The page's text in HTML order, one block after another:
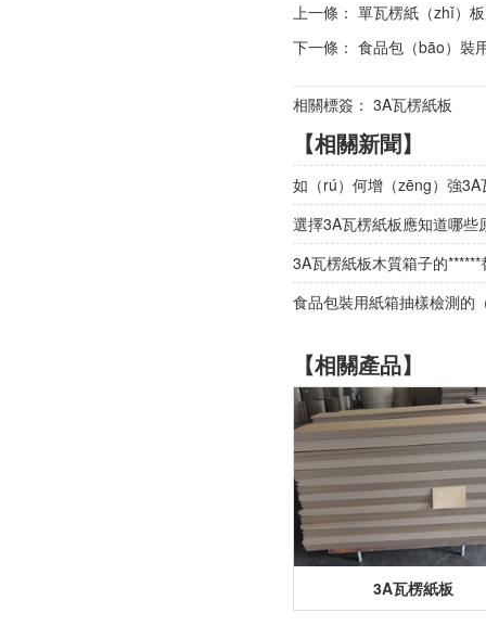
上一條： 單瓦楞紙（zhǐ）
下一條： 食品包（bāo）裝
相關標簽： 3A瓦楞紙板
【相關新聞】
如（rú）何增（zēng）強
選擇3A瓦楞紙板應知道哪些
3A瓦楞紙板木質箱子的******
食品包裝用紙箱抽樣檢測的
【相關產品】
3A瓦楞紙板